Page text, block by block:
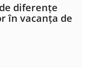
diferențe
în vacanța de